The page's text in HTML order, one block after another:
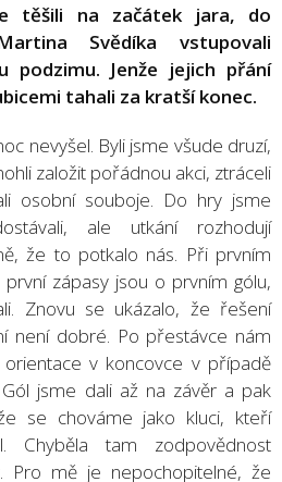
těšili na začátek jara, do
Svědíka vstupovali
podzimu. Jenže jejich přání
tahali za kratší konec.
nevyšel. Byli jsme všude druzí,
založit pořádnou akci, ztráceli
osobní souboje. Do hry jsme
ale utkání rozhodují
že to potkalo nás. Při prvním
zápasy jsou o prvním gólu,
Znovu se ukázalo, že řešení
není dobré. Po přestávce nám
v koncovce v případě
Gól jsme dali až na závěr a pak
se chováme jako kluci, kteří
Chyběla tam zodpovědnost
Pro mě je nepochopitelné, že